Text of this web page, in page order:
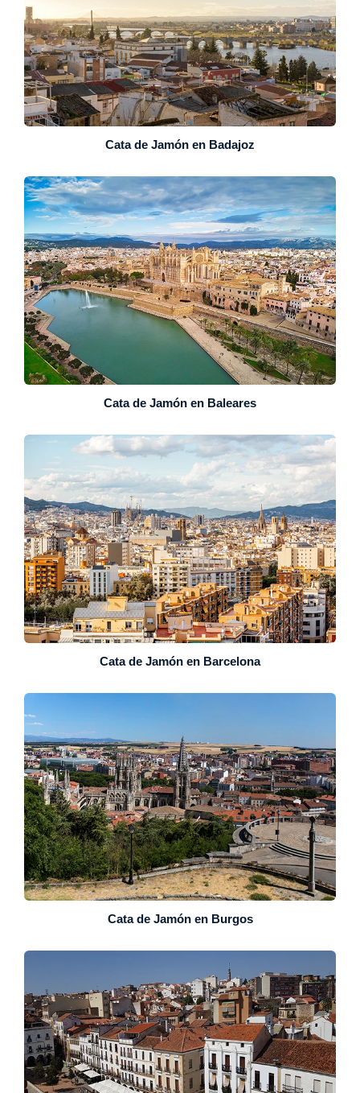
Cata de Jamón en Badajoz
Cata de Jamón en Baleares
Cata de Jamón en Barcelona
Cata de Jamón en Burgos